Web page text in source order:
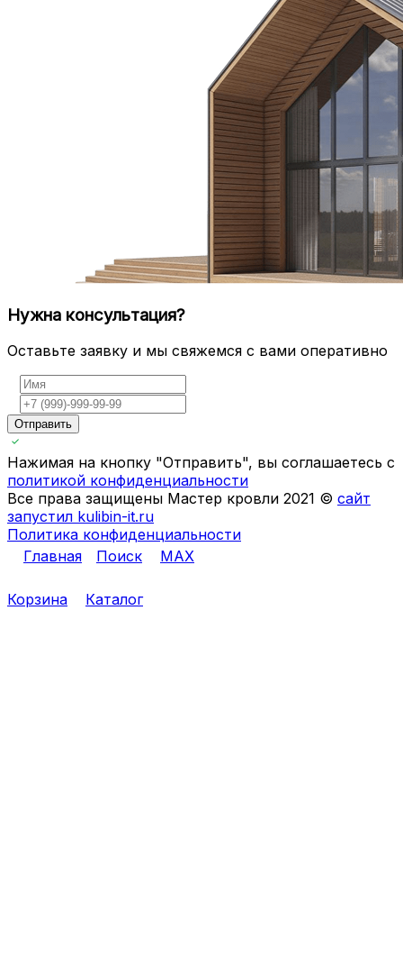
Нужна консультация?
Оставьте заявку и мы свяжемся с вами оперативно
Отправить
Нажимая на кнопку "Отправить", вы соглашаетесь с
политикой конфиденциальности
Все права защищены Мастер кровли 2021 © сайт
запустил kulibin-it.ru
Политика конфиденциальности
Главная
Поиск MAX
Корзина Каталог